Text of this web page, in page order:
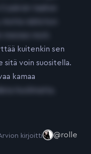
kuitenkin sen
sitä voin suositella.
kamaa
kirjoitti @rolle